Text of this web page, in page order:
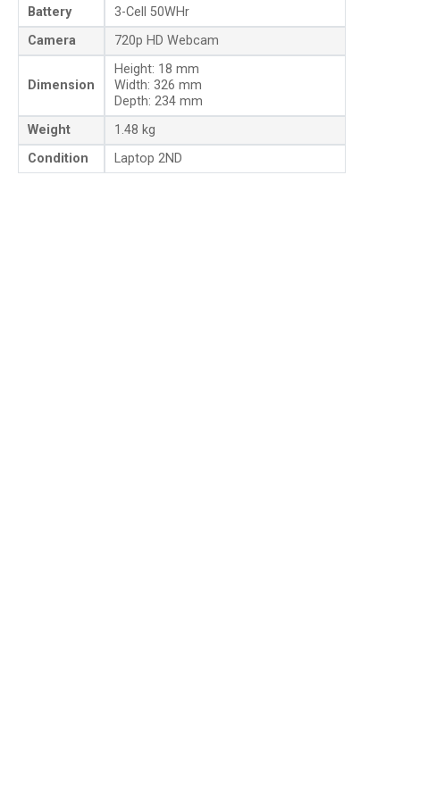
Battery
3-Cell 50WHr
Camera
720p HD Webcam
Dimension
Height: 18 mm
Width: 326 mm
Depth: 234 mm
Weight
1.48 kg
Condition
Laptop 2ND